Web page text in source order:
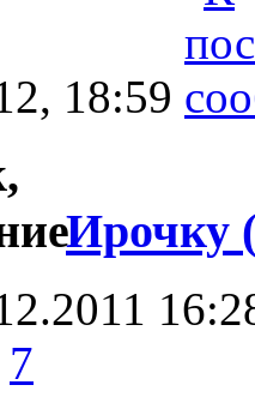
18:59
Ирочку
7